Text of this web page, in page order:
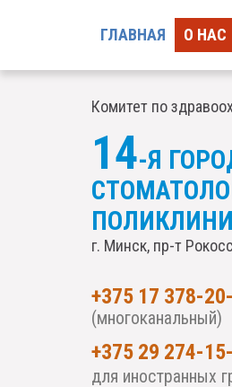
ГЛАВНАЯ О НАС
Комитет по
14-Я
г. Минск, пр-т
+375 17 378-
(многоканальный)
+375 29 274-
для иностранных